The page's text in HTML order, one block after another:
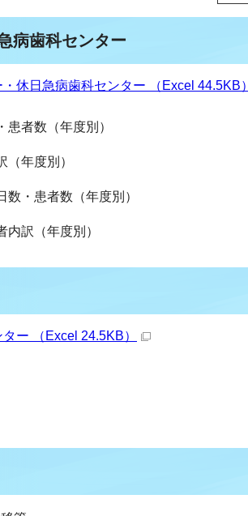
病歯科センター
休日急病歯科センター （Excel 44.5KB）
者数（年度別）
年度別）
・患者数（年度別）
訳（年度別）
ー （Excel 24.5KB）